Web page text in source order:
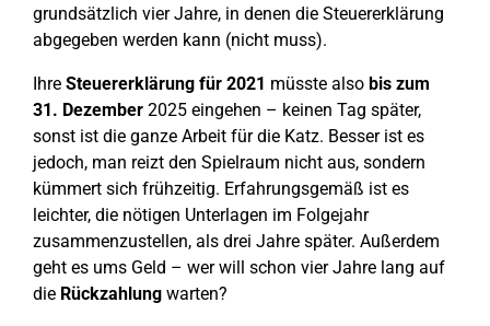
grundsätzlich vier Jahre, in denen die Steuererklärung
abgegeben werden kann (nicht muss).
Ihre Steuererklärung für 2021 müsste also bis zum
31. Dezember 2025 eingehen – keinen Tag später,
sonst ist die ganze Arbeit für die Katz. Besser ist es
jedoch, man reizt den Spielraum nicht aus, sondern
kümmert sich frühzeitig. Erfahrungsgemäß ist es
leichter, die nötigen Unterlagen im Folgejahr
zusammenzustellen, als drei Jahre später. Außerdem
geht es ums Geld – wer will schon vier Jahre lang auf
die Rückzahlung warten?